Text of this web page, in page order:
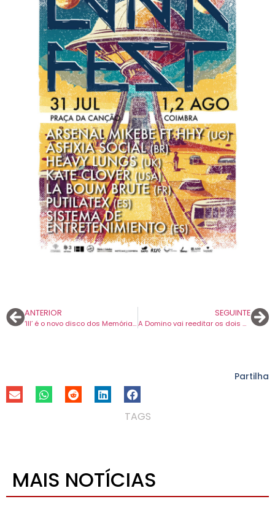
ANTERIOR
‘III’ é o novo disco dos Memória de Peixe. Concerto de apresentação é em abril, na Culturgest.
SEGUINTE
A Domino vai reeditar os dois discos a solo de Pete Shelley, vocalista dos Buzzcocks.
Partilha
TAGS
MAIS NOTÍCIAS